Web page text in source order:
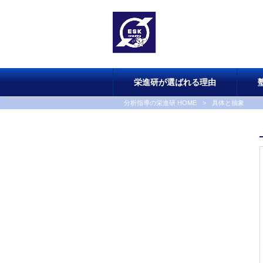
栄進研が選ばれる理由
分析指導の栄進研 HOME > 具体と抽象